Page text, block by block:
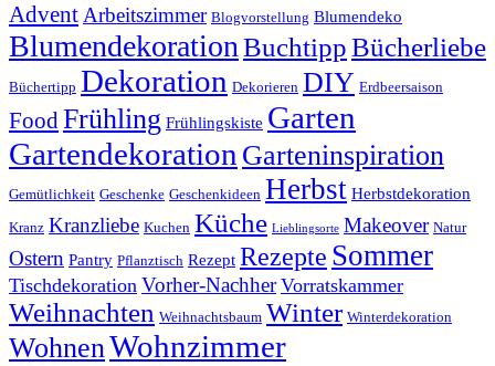
Advent Arbeitszimmer Blogvorstellung Blumendeko
Blumendekoration BuchtippBücherliebe
Büchertipp Dekoration Dekorieren DIY Erdbeersaison
FoodFrühling Frühlingskiste Garten
Gartendekoration Garteninspiration
Gemütlichkeit Geschenke Geschenkideen Herbst Herbstdekoration
Kranz Kranzliebe Kuchen Küche Lieblingsorte Makeover Natur
Ostern Pantry Pflanztisch Rezept Rezepte Sommer
Tischdekoration Vorher-Nachher Vorratskammer
Weihnachten Weihnachtsbaum Winter Winterdekoration
WohnenWohnzimmer